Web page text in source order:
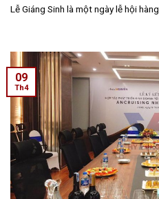
Lễ Giáng Sinh là một ngày lễ hội
09
Th4